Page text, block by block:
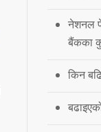
नेशनल
बैंकका
किन